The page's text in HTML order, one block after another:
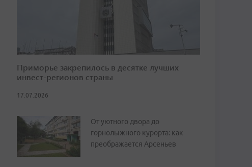
Приморье закрепилось в десятке лучших
инвест-регионов страны
17.07.2026
От уютного двора до
горнолыжного курорта: как
преображается Арсеньев